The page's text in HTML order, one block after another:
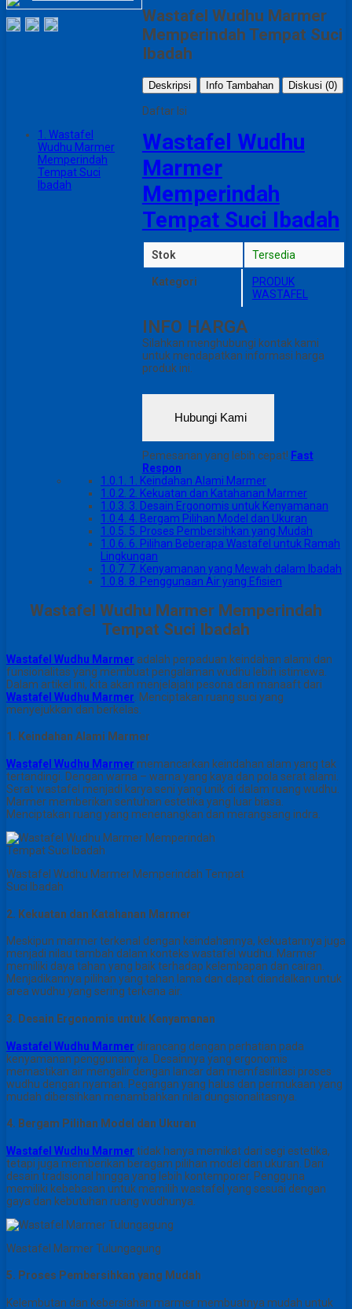
Wastafel Wudhu
Marmer
Memperindah
Tempat Suci Ibadah
Stok Tersedia
Kategori
PRODUK
WASTAFEL
INFO HARGA
Silahkan menghubungi kontak kami
untuk mendapatkan informasi harga
produk ini.
Hubungi Kami
Pemesanan yang lebih cepat! Fast
Respon
Wastafel Wudhu Marmer
Memperindah Tempat Suci
Ibadah
Deskripsi Info Tambahan Diskusi (0)
Daftar Isi
1.
Wastafel
Wudhu Marmer
Memperindah
Tempat Suci
Ibadah
1.0.1.
1. Keindahan Alami Marmer
1.0.2. 2. Kekuatan dan Katahanan Marmer
1.0.3. 3. Desain Ergonomis untuk Kenyamanan
1.0.4. 4. Bergam Pilihan Model dan Ukuran
1.0.5. 5. Proses Pembersihkan yang Mudah
1.0.6. 6. Pilihan Beberapa Wastafel untuk Ramah
Lingkungan
1.0.7. 7. Kenyamanan yang Mewah dalam Ibadah
1.0.8. 8. Penggunaan Air yang Efisien
Wastafel Wudhu Marmer Memperindah
Tempat Suci Ibadah
Wastafel Wudhu Marmer adalah perpaduan keindahan alami dan
funsionalitas yang membuat pengalaman wudhu lebih istimewa.
Dalam artikel ini, kita akan menjelajahi pesona dan manaaft dari
Wastafel Wudhu Marmer . Menciptakan ruang suci yang
menyejukkan dan berkelas.
1. Keindahan Alami Marmer
Wastafel Wudhu Marmer memancarkan keindahan alam yang tak
tertandingi. Dengan warna – warna yang kaya dan pola serat alami.
Serat wastafel menjadi karya seni yang unik di dalam ruang wudhu.
Marmer memberikan sentuhan estetika yang luar biasa.
Menciptakan ruang yang menenangkan dan merangsang indra.
Wastafel Wudhu Marmer Memperindah Tempat
Suci Ibadah
2. Kekuatan dan Katahanan Marmer
Meskipun marmer terkenal dengan keindahannya, kekuatannya juga
menjadi nilau tambah dalam konteks wastafel wudhu. Marmer
memiliki daya tahan yang baik terhadap kelembapan dan cairan.
Menjadikannya pilihan yang tahan lama dan dapat diandalkan untuk
area wudhu yang sering terkena air.
3. Desain Ergonomis untuk Kenyamanan
Wastafel Wudhu Marmer dirancang dengan perhatian pada
kenyamanan penggunannya. Desainnya yang ergonomis
memastikan air mengalir dengan lancar dan memfasilitasi proses
wudhu dengan nyaman. Pegangan yang halus dan permukaan yang
mudah dibersihkan menambahkan nilai dungsionalitasnya.
4. Bergam Pilihan Model dan Ukuran
Wastafel Wudhu Marmer tidak hanya memikat dari segi estetika,
tetapi juga memberikan beragam pilihan model dan ukuran. Dari
desain tradisional hingga yang lebih kontemporer. Pengguna
memiliki kebebasan untuk memilih wastafel yang sesuai dengan
gaya dan kebutuhan ruang wudhunya.
Wastafel Marmer Tulungagung
5. Proses Pembersihkan yang Mudah
Kelembutan dan kebersiahan marmer membuatnya mudah untuk